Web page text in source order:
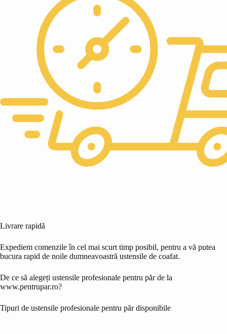
Livrare rapidă
Expediem comenzile în cel mai scurt timp posibil, pentru a vă putea
bucura rapid de noile dumneavoastră ustensile de coafat.
De ce să alegeți ustensile profesionale pentru păr de la
www.pentrupar.ro?
Tipuri de ustensile profesionale pentru păr disponibile